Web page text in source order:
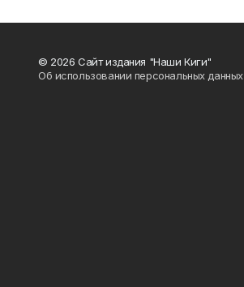
© 2026 Сайт издания "Наши Киги"
Об использовании персональных данных